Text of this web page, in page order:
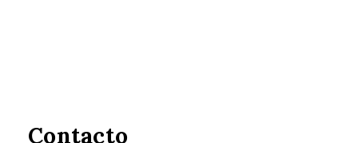
Contacto